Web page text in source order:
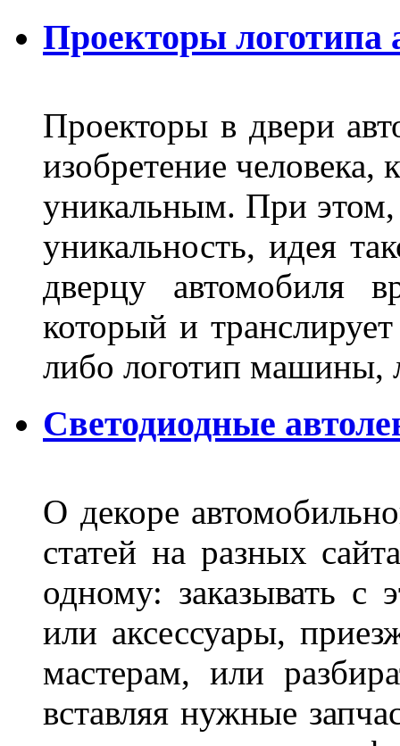
Проекторы логотипа
Проекторы в двери
изобретение человека,
уникальным. При этом,
уникальность, идея
дверцу автомобиля
который и
либо логотип машины,
Светодиодные
О декоре
статей на разных
одному: заказывать с
или аксессуары,
мастерам, или
вставляя нужные